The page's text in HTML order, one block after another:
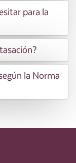
para la
la Norma